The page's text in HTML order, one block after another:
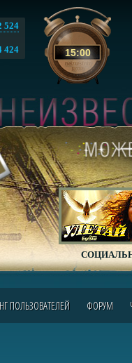
15:00
524
424
ПОЛЬЗОВАТЕЛЕЙ ФОРУМ